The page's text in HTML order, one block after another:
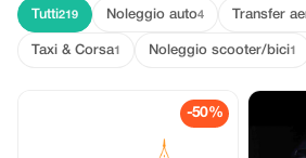
Tutti219 Noleggio auto4 Transfer
Taxi & Corsa1 Noleggio scooter/bici1
-50%